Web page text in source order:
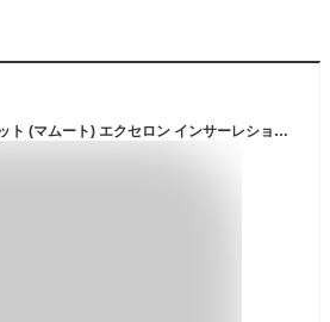
[MAMMUT]ダウンジャケット (マムート) エクセロン インサーレション フーデッド ジャケット アジアンフィット ウィメンズ レディース dragon fruit EU L (日本サイズXL相当)